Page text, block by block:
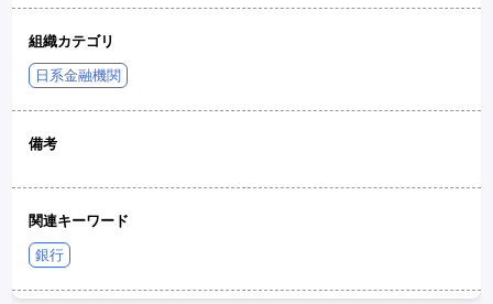
組織カテゴリ
日系金融機関
備考
関連キーワード
銀行